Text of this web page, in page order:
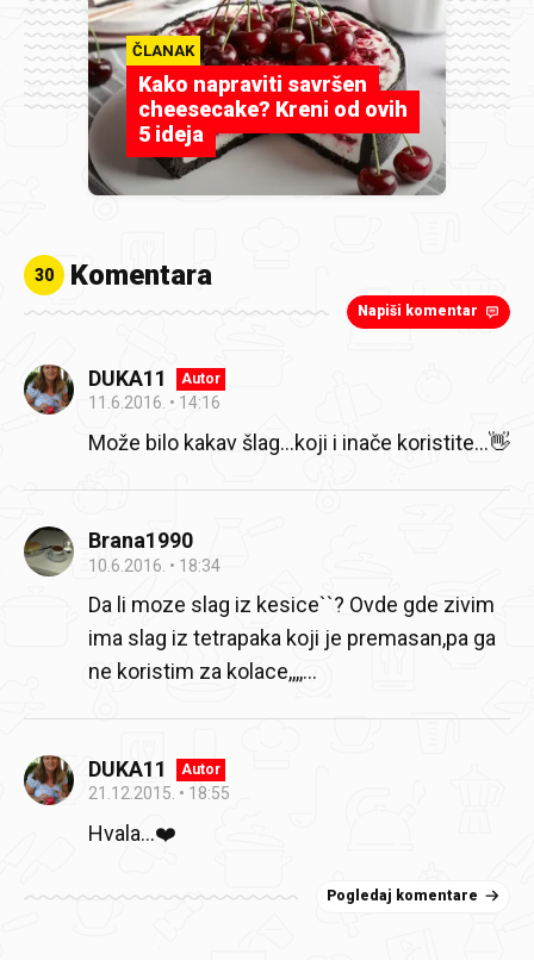
ČLANAK
Kako napraviti savršen
cheesecake? Kreni od ovih
5 ideja
30 Komentara
Napiši komentar
DUKA11 Autor
11.6.2016. 14:16
Može bilo kakav šlag...koji i inače koristite...👋
Brana1990
10.6.2016. 18:34
Da li moze slag iz kesice``? Ovde gde zivim
ima slag iz tetrapaka koji je premasan,pa ga
ne koristim za kolace,,,,...
DUKA11 Autor
21.12.2015. 18:55
Hvala...❤️
Pogledaj komentare